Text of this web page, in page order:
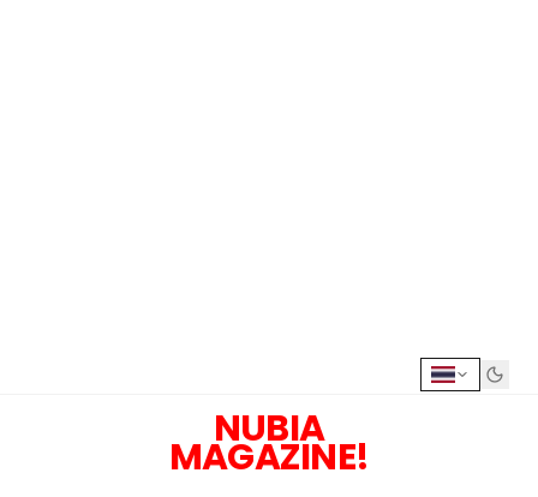
NUBIA
MAGAZINE!